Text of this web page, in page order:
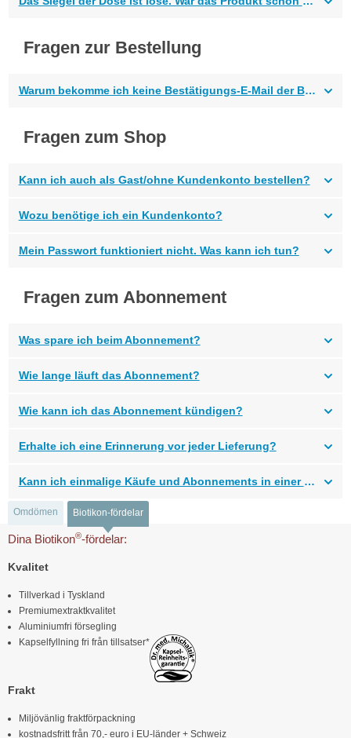
Fragen zur Bestellung
Warum bekomme ich keine Bestätigungs-E-Mail der Bestellung?
Fragen zum Shop
Kann ich auch als Gast/ohne Kundenkonto bestellen?
Wozu benötige ich ein Kundenkonto?
Mein Passwort funktioniert nicht. Was kann ich tun?
Fragen zum Abonnement
Was spare ich beim Abonnement?
Wie lange läuft das Abonnement?
Wie kann ich das Abonnement kündigen?
Erhalte ich eine Erinnerung vor jeder Lieferung?
Kann ich einmalige Käufe und Abonnements in einer Bestellung kaufen?
Omdömen Biotikon-fördelar
Dina Biotikon®-fördelar:
Kvalitet
Tillverkad i Tyskland
Premiumextraktkvalitet
Aluminiumfri försegling
Kapselfyllning fri från tillsatser*
Frakt
Miljövänlig fraktförpackning
kostnadsfritt från 70,- euro i EU-länder + Schweiz